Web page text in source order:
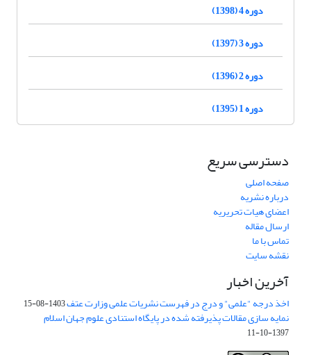
دوره 4 (1398)
دوره 3 (1397)
دوره 2 (1396)
دوره 1 (1395)
دسترسی سریع
صفحه اصلی
درباره نشریه
اعضای هیات تحریریه
ارسال مقاله
تماس با ما
نقشه سایت
آخرین اخبار
اخذ درجه "علمی" و درج در فهرست نشریات علمی وزارت عتف1403-08-15
نمایه سازی مقالات پذیرفته شده در پایگاه استنادی علوم جهان اسلام
1397-10-11